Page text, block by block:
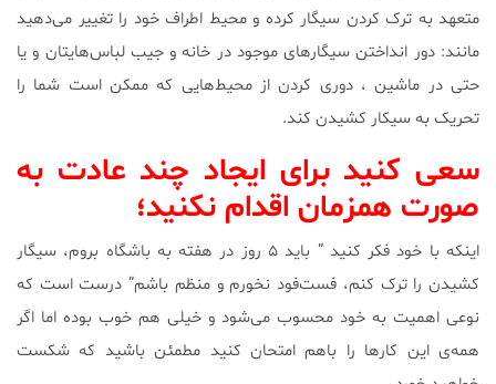
متعهد به ترک کردن سیگار کرده و محیط اطراف خود را تغییر می‌دهید
مانند: دور انداختن سیگارهای موجود در خانه و جیب‌ لباس‌هایتان و یا
حتی در ماشین ، دوری کردن از محیط‌هایی که ممکن است شما را
تحریک به سیکار کشیدن کند.
سعی کنید برای ایجاد چند عادت به
صورت همزمان اقدام نکنید؛
اینکه با خود فکر کنید ” باید ۵ روز در هفته به باشگاه بروم، سیگار
کشیدن را ترک کنم، فست‌فود نخورم و منظم باشم” درست است که
نوعی اهمیت به خود محسوب می‌شود و خیلی هم خوب بوده اما اگر
همه‌ی این کارها را باهم امتحان کنید مطمئن باشید که شکست